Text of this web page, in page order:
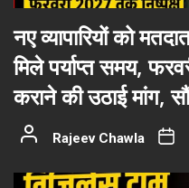
नए व्यापारियों को
मिले पर्याप्त समय,
कराने की उठाई मांग,
Rajeev Chawla